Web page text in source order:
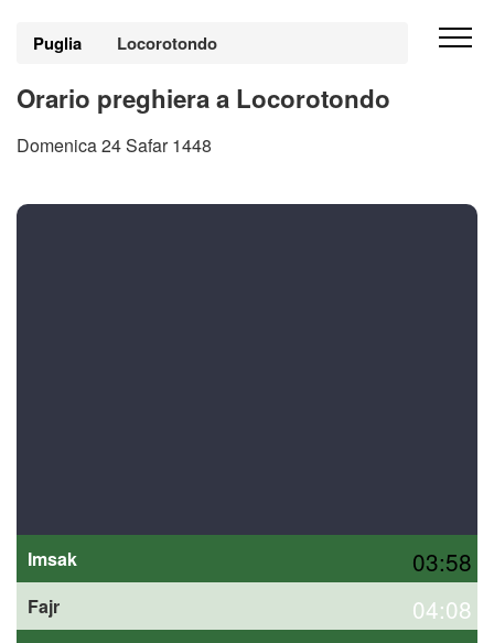
Puglia Locorotondo
Orario preghiera a Locorotondo
Domenica 24 Safar 1448
Imsak 03:58
Fajr 04:08